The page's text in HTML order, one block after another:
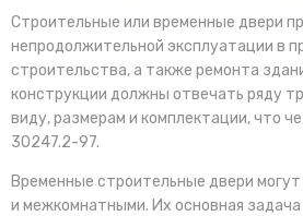
Строительные или временные двери
непродолжительной эксплуатации в
строительства, а также ремонта
конструкции должны отвечать ряду
виду, размерам и комплектации, что
30247.2-97.
Временные строительные двери
и межкомнатными. Их основная задача